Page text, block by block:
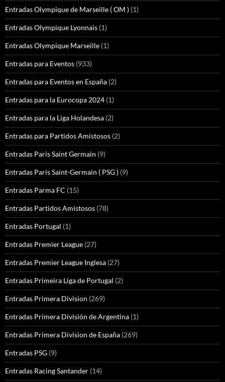
Entradas Olympique de Marseille ( OM ) (1)
Entradas Olympique Lyonnais (1)
Entradas Olympique Marseille (1)
Entradas para Eventos (933)
Entradas para Eventos en España (2)
Entradas para la Eurocopa 2024 (1)
Entradas para la Liga Holandesa (2)
Entradas para Partidos Amistosos (2)
Entradas Paris Saint Germain (9)
Entradas Paris Saint-Germain ( PSG ) (9)
Entradas Parma FC (15)
Entradas Partidos Amistosos (78)
Entradas Portugal (1)
Entradas Premier League (27)
Entradas Premier League Inglesa (27)
Entradas Primeira Liga de Portugal (2)
Entradas Primera Division (269)
Entradas Primera División de Argentina (1)
Entradas Primera Division de España (269)
Entradas PSG (9)
Entradas Racing Santander (14)